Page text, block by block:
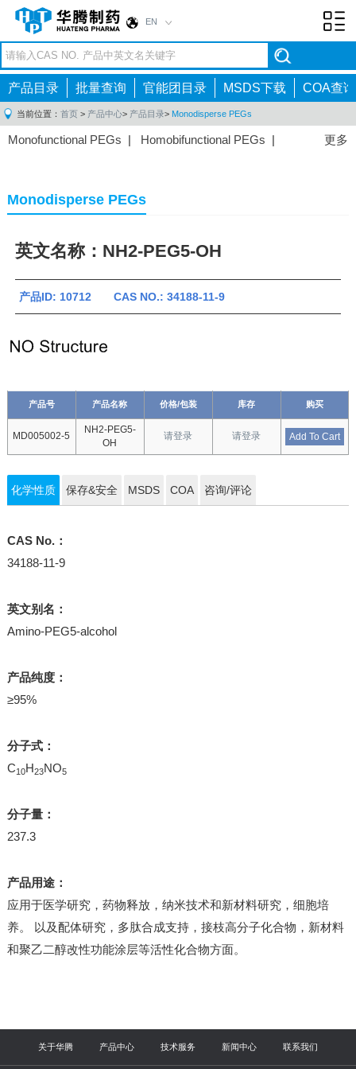
EN
产品目录 批量查询 官能团目录 MSDS下载 COA查询
当前位置： 首页 > 产品中心> 产品目录> Monodisperse PEGs
更多
Monofunctional PEGs | Homobifunctional PEGs |
Monodisperse PEGs
英文名称：NH2-PEG5-OH
产品ID: 10712 CAS NO.: 34188-11-9
产品号 产品名称 价格/包装 库存 购买
MD005002-5
NH2-PEG5-
OH
请登录 请登录 Add To Cart
化学性质 保存&安全 MSDS COA 咨询/评论
CAS No.：
34188-11-9
英文别名：
Amino-PEG5-alcohol
产品纯度：
≥95%
分子式：
C10H23NO5
分子量：
237.3
产品用途：
应用于医学研究，药物释放，纳米技术和新材料研究，细胞培
养。 以及配体研究，多肽合成支持，接枝高分子化合物，新材料
和聚乙二醇改性功能涂层等活性化合物方面。
关于华腾 产品中心 技术服务 新闻中心 联系我们